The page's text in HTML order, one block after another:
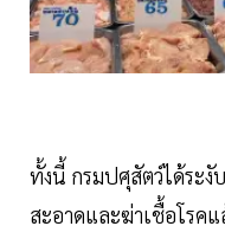
ทั้งนี้ กรมปศุสัตว์ได้ระงั
สะอาดและฆ่าเชื้อโรค